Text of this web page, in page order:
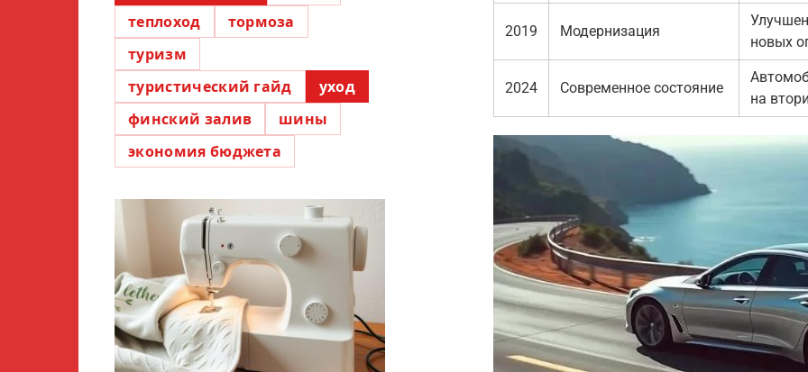
2019 Модернизация
новых
2024 Современное состояние
на
теплоход
тормоза
туризм
туристический гайд
уход
финский залив
шины
экономия бюджета